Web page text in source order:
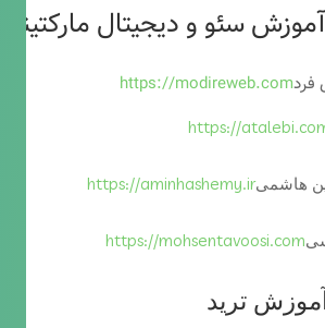
سئو و دیجیتال
فردhttps://modireweb.com
https://
هاشمیhttps://aminhashemy.ir
https://mohsentavoosi.com
ترید